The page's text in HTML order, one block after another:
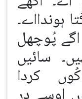
ہوندااے۔
اگے پُوچھل
سائیں
کردا